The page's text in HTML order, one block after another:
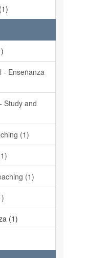
- Enseñanza
Study and
(1)
(1)
(1)